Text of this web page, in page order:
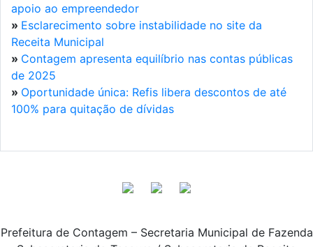
apoio ao empreendedor
» Esclarecimento sobre instabilidade no site da
Receita Municipal
» Contagem apresenta equilíbrio nas contas públicas
de 2025
» Oportunidade única: Refis libera descontos de até
100% para quitação de dívidas
Prefeitura de Contagem – Secretaria Municipal de Fazenda